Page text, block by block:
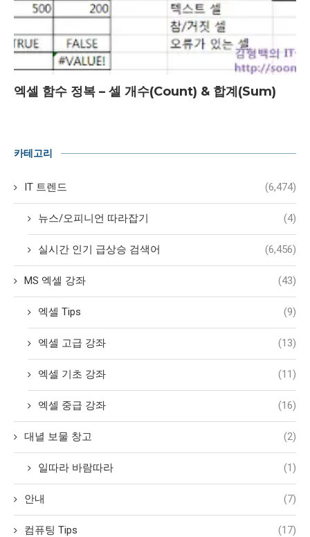
엑셀 함수 정복 – 셀 개수(Count) & 합계(Sum)
카테고리
IT 트렌드 (6,474)
뉴스/오피니언 따라잡기 (4)
실시간 인기 급상승 검색어 (6,456)
MS 엑셀 강좌 (43)
엑셀 Tips (9)
엑셀 고급 강좌 (13)
엑셀 기초 강좌 (11)
엑셀 중급 강좌 (16)
대녈 보물 창고 (2)
일따라 바람따라 (1)
안내 (7)
컴퓨팅 Tips (17)